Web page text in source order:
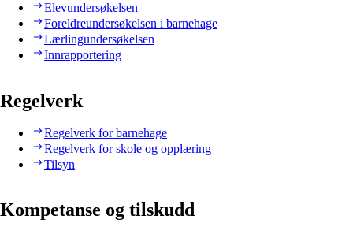
Elevundersøkelsen
Foreldreundersøkelsen i barnehage
Lærlingundersøkelsen
Innrapportering
Regelverk
Regelverk for barnehage
Regelverk for skole og opplæring
Tilsyn
Kompetanse og tilskudd